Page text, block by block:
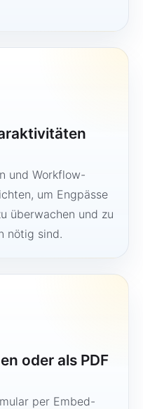
und Workflow-
um Engpässe
überwachen und zu
nötig sind.
oder als PDF
per Embed-